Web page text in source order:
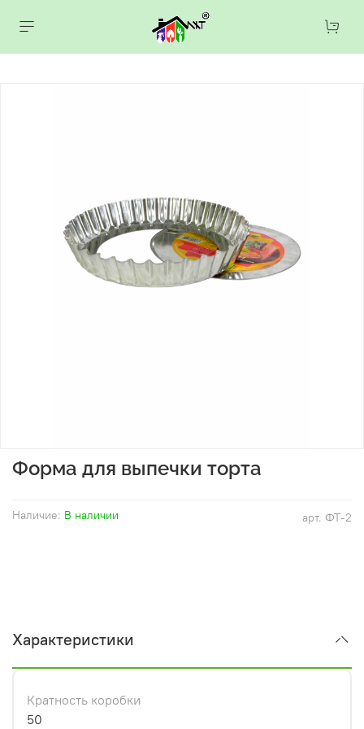
арт. ФТ-2
Наличие: В наличии
Форма для выпечки торта
Характеристики
Кратность коробки
50